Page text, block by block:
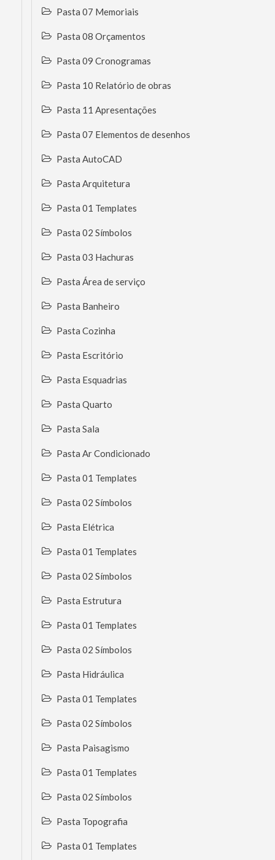
Pasta 07 Memoriais
Pasta 08 Orçamentos
Pasta 09 Cronogramas
Pasta 10 Relatório de obras
Pasta 11 Apresentações
Pasta 07 Elementos de desenhos
Pasta AutoCAD
Pasta Arquitetura
Pasta 01 Templates
Pasta 02 Símbolos
Pasta 03 Hachuras
Pasta Área de serviço
Pasta Banheiro
Pasta Cozinha
Pasta Escritório
Pasta Esquadrias
Pasta Quarto
Pasta Sala
Pasta Ar Condicionado
Pasta 01 Templates
Pasta 02 Símbolos
Pasta Elétrica
Pasta 01 Templates
Pasta 02 Símbolos
Pasta Estrutura
Pasta 01 Templates
Pasta 02 Símbolos
Pasta Hidráulica
Pasta 01 Templates
Pasta 02 Símbolos
Pasta Paisagismo
Pasta 01 Templates
Pasta 02 Símbolos
Pasta Topografia
Pasta 01 Templates